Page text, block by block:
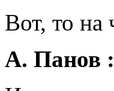
Вот, то на
А. Панов :